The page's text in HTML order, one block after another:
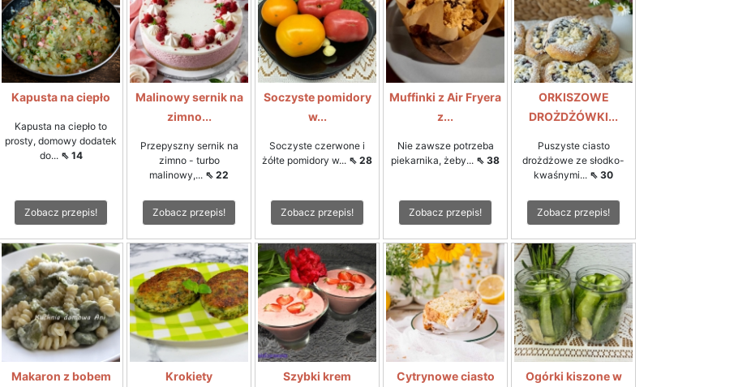
Kapusta na ciepło
Kapusta na ciepło to
prosty, domowy dodatek
do... ⇖ 14
Zobacz przepis!
Malinowy sernik na
zimno...
Przepyszny sernik na
zimno - turbo
malinowy,... ⇖ 22
Zobacz przepis!
Soczyste pomidory
w...
Soczyste czerwone i
żółte pomidory w... ⇖ 28
Zobacz przepis!
Muffinki z Air Fryera
z...
Nie zawsze potrzeba
piekarnika, żeby... ⇖ 38
Zobacz przepis!
ORKISZOWE
DROŻDŻÓWKI...
Puszyste ciasto
drożdżowe ze słodko-
kwaśnymi... ⇖ 30
Zobacz przepis!
Makaron z bobem
Krokiety
Szybki krem
Cytrynowe ciasto
Ogórki kiszone w